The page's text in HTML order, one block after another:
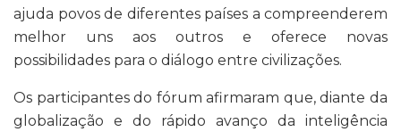
ajuda povos de diferentes países a compreenderem
melhor uns aos outros e oferece novas
possibilidades para o diálogo entre civilizações.
Os participantes do fórum afirmaram que, diante da
globalização e do rápido avanço da inteligência